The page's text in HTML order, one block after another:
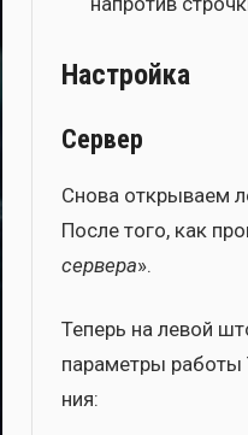
Настройка
Сервер
Сно­ва откры­ва­ем
После того, как
сер­ве­ра».
Теперь на левой
пара­мет­ры рабо­ты
ния: